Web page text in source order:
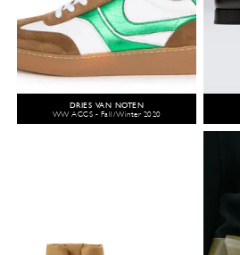
DRIES VAN NOTEN
WW ACCS - Fall/Winter 2020